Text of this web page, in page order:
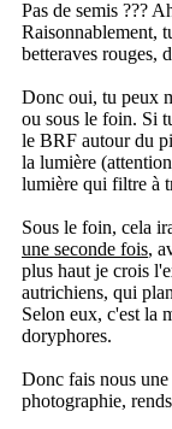
Pas de semis ???
Raisonnablement,
betteraves rouges,
Donc oui, tu peux
ou sous le foin. Si
le BRF autour du
la lumière
lumière qui filtre à
Sous le foin, cela
une seconde fois,
plus haut je crois
autrichiens, qui
Selon eux, c'est la
doryphores.
Donc fais nous
photographie,